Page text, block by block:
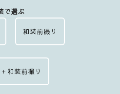
で選ぶ
和装前撮り
和装前撮り